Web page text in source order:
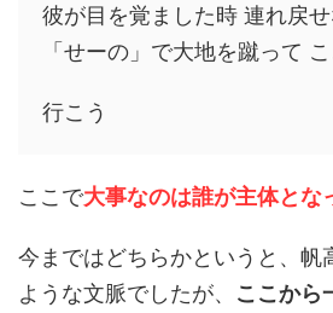
彼が目を覚ました時 連れ戻
「せーの」で大地を蹴って
行こう
ここで大事なのは誰が主体とな
今まではどちらかというと、帆
ような文脈でしたが、 ここから